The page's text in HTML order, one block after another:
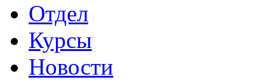
Отдел
Курсы
Новости